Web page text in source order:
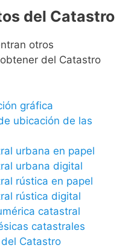
del Catastro
otros
del Catastro
gráfica
ubicación de las
urbana en papel
urbana digital
rústica en papel
rústica digital
catastral
catastrales
Catastro